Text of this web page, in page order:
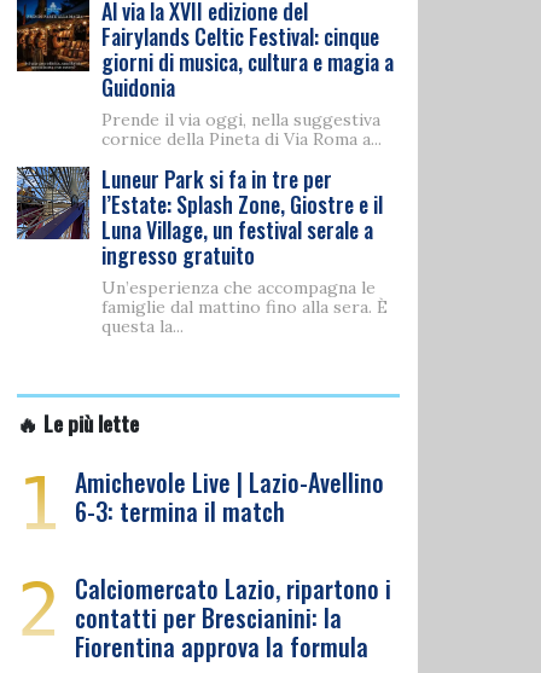
Al via la XVII edizione del
Fairylands Celtic Festival: cinque
giorni di musica, cultura e magia a
Guidonia
Prende il via oggi, nella suggestiva
cornice della Pineta di Via Roma a...
Luneur Park si fa in tre per
l’Estate: Splash Zone, Giostre e il
Luna Village, un festival serale a
ingresso gratuito
Un’esperienza che accompagna le
famiglie dal mattino fino alla sera. È
questa la...
🔥 Le più lette
1 Amichevole Live | Lazio-Avellino
6-3: termina il match
2 Calciomercato Lazio, ripartono i
contatti per Brescianini: la
Fiorentina approva la formula